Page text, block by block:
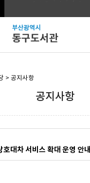
> 공지사항
공지사항
호대차 서비스 확대 운영 안내